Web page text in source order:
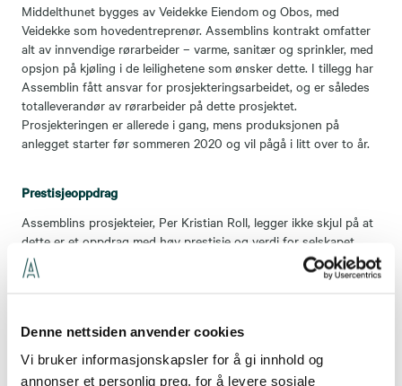
Denne nettsiden anvender cookies
Vi bruker informasjonskapsler for å gi innhold og
annonser et personlig preg, for å levere sosiale
Middelthunet bygges av Veidekke Eiendom og Obos, med
Veidekke som hovedentreprenør. Assemblins kontrakt omfatter
alt av innvendige rørarbeider – varme, sanitær og sprinkler, med
opsjon på kjøling i de leilighetene som ønsker dette. I tillegg har
Assemblin fått ansvar for prosjekteringsarbeidet, og er således
totalleverandør av rørarbeider på dette prosjektet.
Prosjekteringen er allerede i gang, mens produksjonen på
anlegget starter før sommeren 2020 og vil pågå i litt over to år.
Prestisjeoppdrag
Assemblins prosjekteier, Per Kristian Roll, legger ikke skjul på at
dette er et oppdrag med høy prestisje og verdi for selskapet.
- Middelthunet vil ha svært strenge krav til kvalitet og
smarthus-teknologi, produktene som benyttes skal ha høyeste
kvalitet og det er i praksis nulltoleranse for feil og mangler. Rent
faglig er dette oppdraget en solid anerkjennelse av oss som